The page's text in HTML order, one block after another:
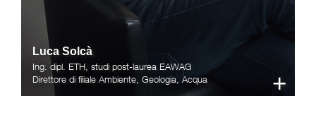
+
Luca Solcà
Ing. dipl. ETH, studi post-laurea EAWAG
Direttore di filiale Ambiente, Geologia, Acqua